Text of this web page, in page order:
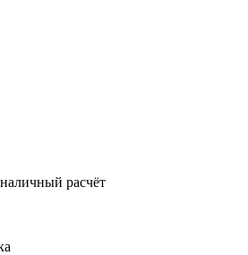
расчёт